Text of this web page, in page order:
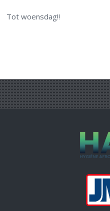
Tot woensdag!!